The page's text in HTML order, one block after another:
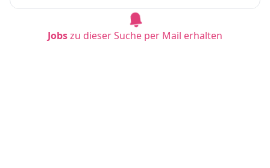
Jobszu dieser Suche per Mail erhalten